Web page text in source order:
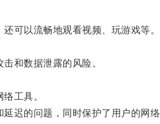
可以流畅地观看视频、玩游戏等。
和数据泄露的风险。
工具。
的问题，同时保护了用户的网络